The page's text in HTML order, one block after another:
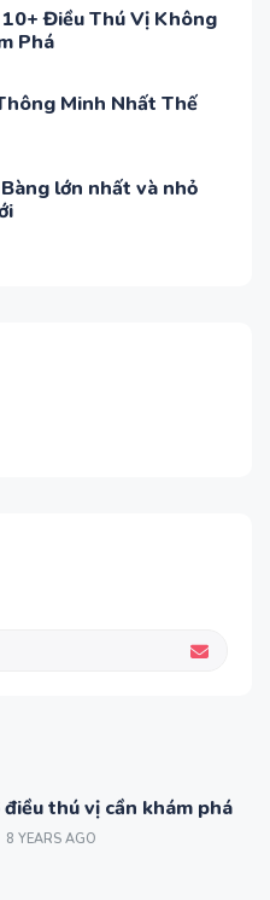
10+ Điều Thú Vị Không
Phá
Minh Nhất Thế
lớn nhất và nhỏ
điều thú vị cần khám phá
8 YEARS AGO